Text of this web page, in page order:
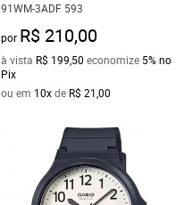
91WM-3ADF 593
por R$ 210,00
à vista R$ 199,50 economize 5%no
Pix
ou em 10xde R$ 21,00